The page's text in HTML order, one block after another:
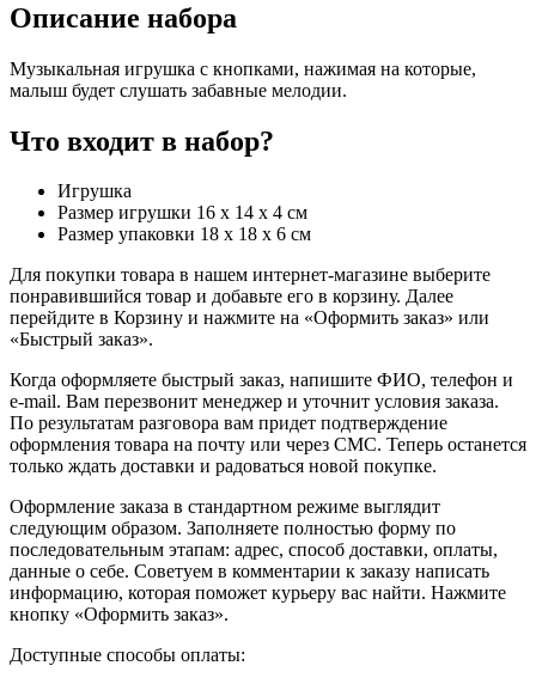
Описание набора
Музыкальная игрушка с кнопками, нажимая на которые,
малыш будет слушать забавные мелодии.
Что входит в набор?
Игрушка
Размер игрушки 16 х 14 х 4 см
Размер упаковки 18 х 18 х 6 см
Для покупки товара в нашем интернет-магазине выберите
понравившийся товар и добавьте его в корзину. Далее
перейдите в Корзину и нажмите на «Оформить заказ» или
«Быстрый заказ».
Когда оформляете быстрый заказ, напишите ФИО, телефон и
e-mail. Вам перезвонит менеджер и уточнит условия заказа.
По результатам разговора вам придет подтверждение
оформления товара на почту или через СМС. Теперь останется
только ждать доставки и радоваться новой покупке.
Оформление заказа в стандартном режиме выглядит
следующим образом. Заполняете полностью форму по
последовательным этапам: адрес, способ доставки, оплаты,
данные о себе. Советуем в комментарии к заказу написать
информацию, которая поможет курьеру вас найти. Нажмите
кнопку «Оформить заказ».
Доступные способы оплаты: